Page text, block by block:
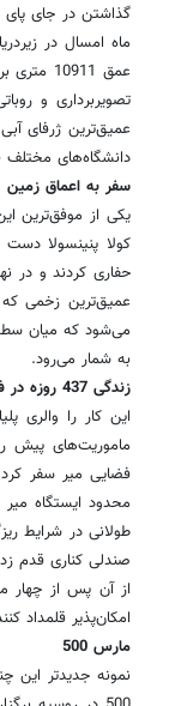
ماه امسال در
عمق
تصویر‌برداری و
عمیق‌ترین ژرفای
دانشگاه‌های مختلف
سفر‌ به اعماق زمین
حفاری کردند و در
عمیق‌ترین زخمی
می‌شود که میان
به شمار می‌رود.
زندگی 437 روزه در فضا
محدود ایستگاه
طولانی در شرایط
صندلی کناری قدم
از آن پس از چهار
امکان‌پذیر قلمداد
مارس 500
نمونه جدید‌تر